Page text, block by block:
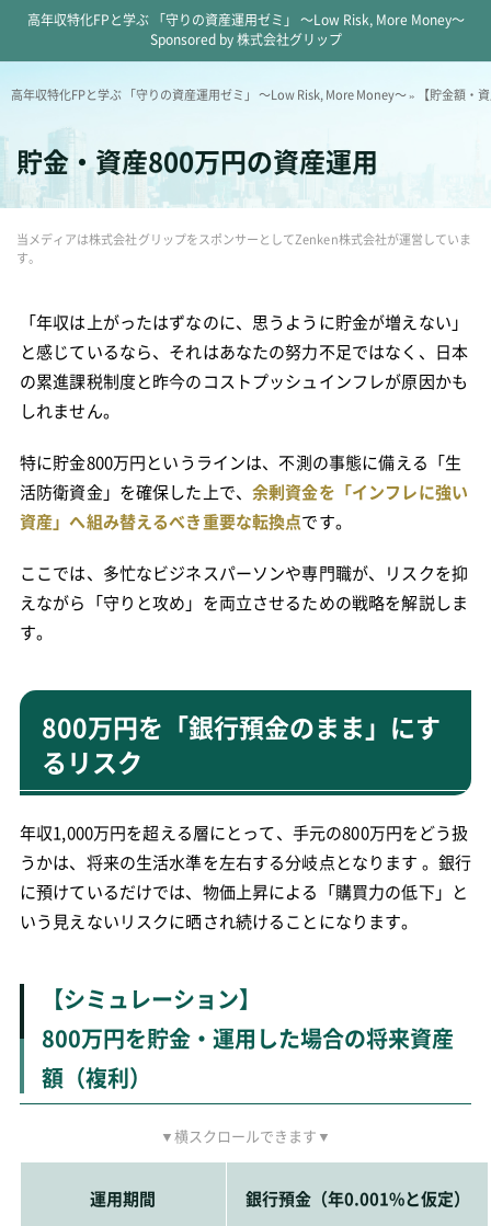
高年収特化FPと学ぶ 「守りの資産運用ゼミ」 ～Low Risk, More Money～
Sponsored by 株式会社グリップ
貯金・資産800万円の資産運用
高年収特化FPと学ぶ 「守りの資産運用ゼミ」 ～Low Risk, More Money～» 【貯金額・
当メディアは株式会社グリップをスポンサーとしてZenken株式会社が運営していま
す。
「年収は上がったはずなのに、思うように貯金が増えない」
と感じているなら、それはあなたの努力不足ではなく、日本
の累進課税制度と昨今のコストプッシュインフレが原因かも
しれません。
特に貯金800万円というラインは、不測の事態に備える「生
活防衛資金」を確保した上で、余剰資金を「インフレに強い
資産」へ組み替えるべき重要な転換点です。
ここでは、多忙なビジネスパーソンや専門職が、リスクを抑
えながら「守りと攻め」を両立させるための戦略を解説しま
す。
800万円を「銀行預金のまま」にす
るリスク
年収1,000万円を超える層にとって、手元の800万円をどう扱
うかは、将来の生活水準を左右する分岐点となります 。銀行
に預けているだけでは、物価上昇による「購買力の低下」と
いう見えないリスクに晒され続けることになります。
【シミュレーション】
800万円を貯金・運用した場合の将来資産
額（複利）
運用期間 銀行預金（年0.001%と仮定）